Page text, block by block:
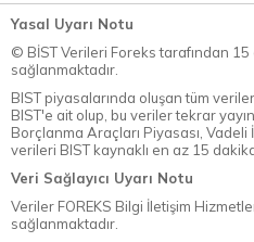
Yasal Uyarı Notu
© BİST Verileri Foreks tarafından
sağlanmaktadır.
BIST piyasalarında oluşan tüm
BIST'e ait olup, bu veriler tekrar
Borçlanma Araçları Piyasası, Vadeli
verileri BIST kaynaklı en az 15
Veri Sağlayıcı Uyarı Notu
Veriler FOREKS Bilgi İletişim
sağlanmaktadır.